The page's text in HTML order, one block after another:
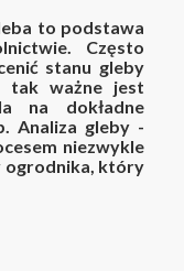
to podstawa
Często
stanu gleby
tak ważne jest
na dokładne
Analiza gleby -
niezwykle
ogrodnika, który